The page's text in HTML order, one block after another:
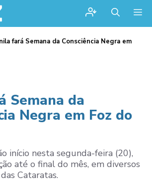
fará Semana da Consciência Negra em
Semana da
Negra em Foz do
início nesta segunda-feira (20),
até o final do mês, em diversos
Cataratas.